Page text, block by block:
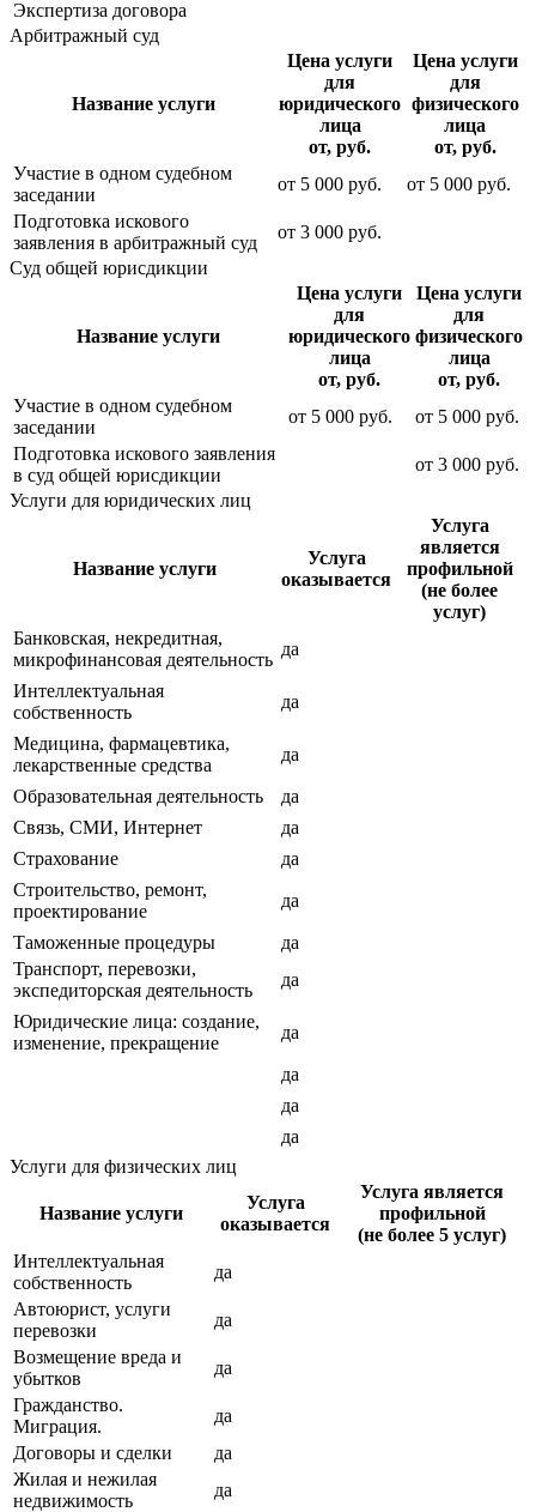
Экспертиза договора
Арбитражный суд
Название услуги
Цена услуги
для
юридического
лица
от, руб.
Цена услуги
для
физического
лица
от, руб.
Участие в одном судебном
заседании
от 5 000 руб. от 5 000 руб.
Подготовка искового
заявления в арбитражный суд
от 3 000 руб.
Суд общей юрисдикции
Название услуги
Цена услуги
для
юридического
лица
от, руб.
Цена услуги
для
физического
лица
от, руб.
Участие в одном судебном
заседании
от 5 000 руб. от 5 000 руб.
Подготовка искового заявления
в суд общей юрисдикции
от 3 000 руб.
Услуги для юридических лиц
Название услуги
Услуга
оказывается
Услуга
является
профильной
(не более
услуг)
Банковская, некредитная,
микрофинансовая деятельность
да
Интеллектуальная
собственность
да
Медицина, фармацевтика,
лекарственные средства
да
Образовательная деятельность
да
Связь, СМИ, Интернет
да
Страхование
да
Строительство, ремонт,
проектирование
да
Таможенные процедуры
да
Транспорт, перевозки,
экспедиторская деятельность
да
Юридические лица: создание,
изменение, прекращение
да
да
да
да
Услуги для физических лиц
Название услуги
Услуга
оказывается
Услуга является
профильной
(не более 5 услуг)
Интеллектуальная
собственность
да
Автоюрист, услуги
перевозки
да
Возмещение вреда и
убытков
да
Гражданство.
Миграция.
да
Договоры и сделки
да
Жилая и нежилая
недвижимость
да